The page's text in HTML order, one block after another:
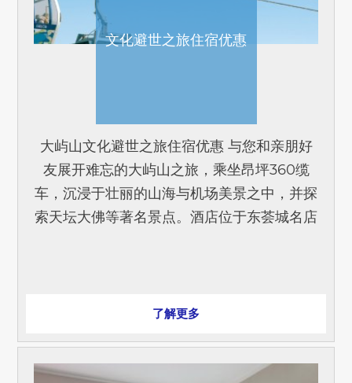
文化避世之旅住宿优惠
大屿山文化避世之旅住宿优惠 与您和亲朋好
友展开难忘的大屿山之旅，乘坐昂坪360缆
车，沉浸于壮丽的山海与机场美景之中，并探
索天坛大佛等著名景点。酒店位于东荟城名店
了解更多